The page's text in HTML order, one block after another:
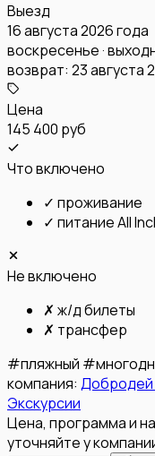
Выезд
16 августа 2026 года
воскресенье ·
возврат: 23 августа
Цена
145 400 руб
Что включено
✓ проживание
✓ питание All
Не включено
✗ ж/д билеты
✗ трансфер
#пляжный #
компания: Добродей
Экскурсии
Цена, программа и
уточняйте у